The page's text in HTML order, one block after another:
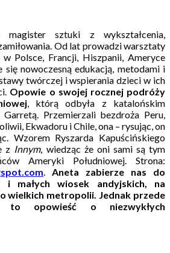
sztuki z wykształcenia,
Od lat prowadzi warsztaty
Polsce, Francji, Hiszpanii, Ameryce
się nowoczesną edukacją, metodami i
twórczej i wspierania dzieci w ich
Opowie o swojej rocznej podróży
, którą odbyła z katalońskim
Garretą. Przemierzali bezdroża Peru,
Ekwadoru i Chile, ona – rysując, on
Wzorem Ryszarda Kapuścińskiego
z Innym, wiedząc że oni sami są tym
Ameryki Południowej. Strona:
. Aneta zabierze nas do
i małych wiosek andyjskich, na
wielkich metropolii. Jednak przede
to opowieść o niezwykłych